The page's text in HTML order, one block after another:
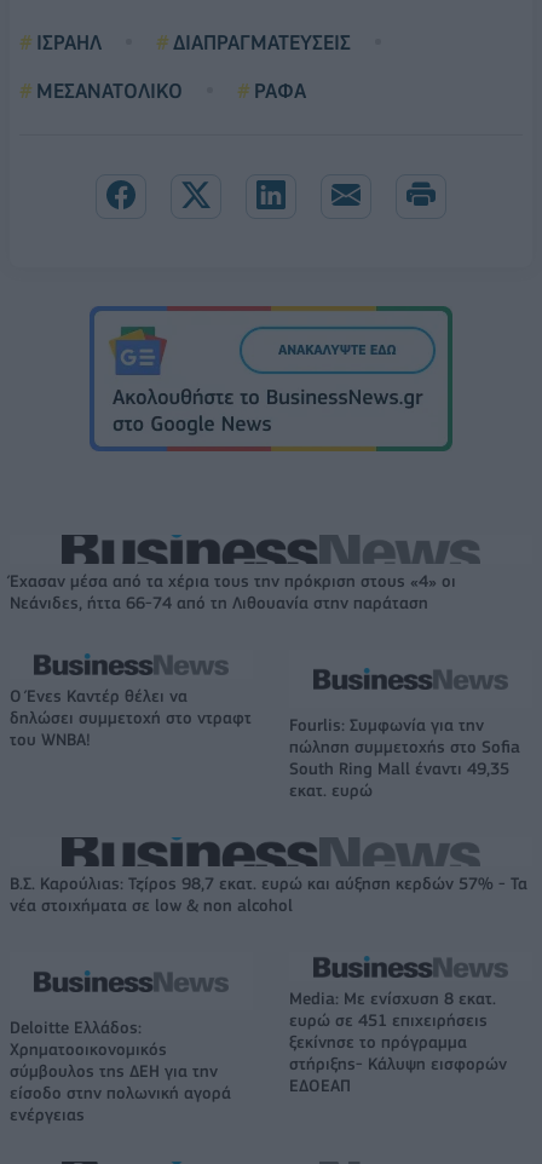
ΙΣΡΑΗΛ
ΔΙΑΠΡΑΓΜΑΤΕΥΣΕΙΣ
ΜΕΣΑΝΑΤΟΛΙΚΟ
ΡΑΦΑ
Έχασαν μέσα από τα χέρια τους την πρόκριση στους «4» οι
Νεάνιδες, ήττα 66-74 από τη Λιθουανία στην παράταση
Ο Ένες Καντέρ θέλει να
δηλώσει συμμετοχή στο ντραφτ
του WNBA!
Fourlis: Συμφωνία για την
πώληση συμμετοχής στο Sofia
South Ring Mall έναντι 49,35
εκατ. ευρώ
Β.Σ. Καρούλιας: Τζίρος 98,7 εκατ. ευρώ και αύξηση κερδών 57% - Τα
νέα στοιχήματα σε low & non alcohol
Deloitte Ελλάδος:
Χρηματοοικονομικός
σύμβουλος της ΔΕΗ για την
είσοδο στην πολωνική αγορά
ενέργειας
Media: Με ενίσχυση 8 εκατ.
ευρώ σε 451 επιχειρήσεις
ξεκίνησε το πρόγραμμα
στήριξης- Κάλυψη εισφορών
ΕΔΟΕΑΠ